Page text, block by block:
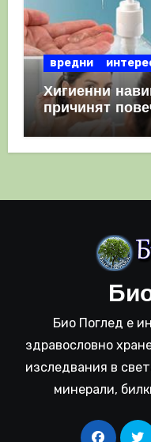
вредни
Хигиенни
причинят
полза
Био Поглед е
здравословно
изследвания в
минерали,